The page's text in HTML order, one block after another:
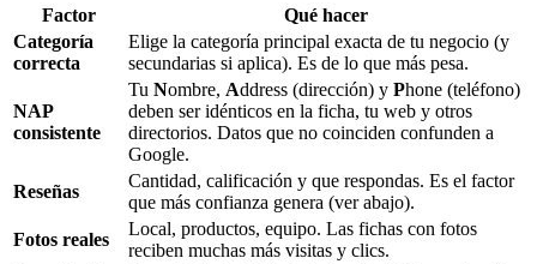
Factor
Qué hacer
Categoría
correcta
Elige la categoría principal exacta de tu negocio (y
secundarias si aplica). Es de lo que más pesa.
NAP
consistente
Tu Nombre, Address (dirección) y Phone (teléfono)
deben ser idénticos en la ficha, tu web y otros
directorios. Datos que no coinciden confunden a
Google.
Reseñas
Cantidad, calificación y que respondas. Es el factor
que más confianza genera (ver abajo).
Fotos reales
Local, productos, equipo. Las fichas con fotos
reciben muchas más visitas y clics.